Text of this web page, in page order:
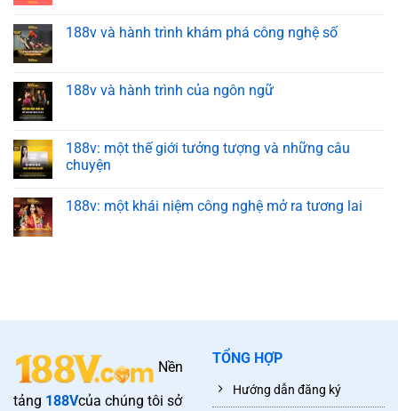
188v và hành trình khám phá công nghệ số
188v và hành trình của ngôn ngữ
188v: một thế giới tưởng tượng và những câu
chuyện
188v: một khái niệm công nghệ mở ra tương lai
Nền
tảng 188Vcủa chúng tôi sở
TỔNG HỢP
Hướng dẫn đăng ký